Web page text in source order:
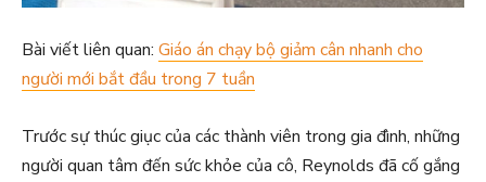
Bài viết liên quan: Giáo án chạy bộ giảm cân nhanh cho
người mới bắt đầu trong 7 tuần
Trước sự thúc giục của các thành viên trong gia đình, những
người quan tâm đến sức khỏe của cô, Reynolds đã cố gắng